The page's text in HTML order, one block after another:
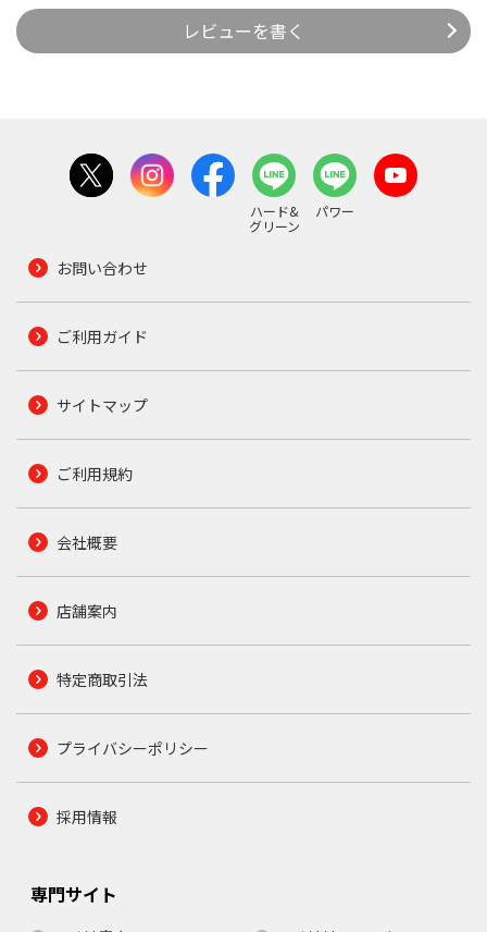
レビューを書く
ハード&
グリーン
パワー
お問い合わせ
ご利用ガイド
サイトマップ
ご利用規約
会社概要
店舗案内
特定商取引法
プライバシーポリシー
採用情報
専門サイト